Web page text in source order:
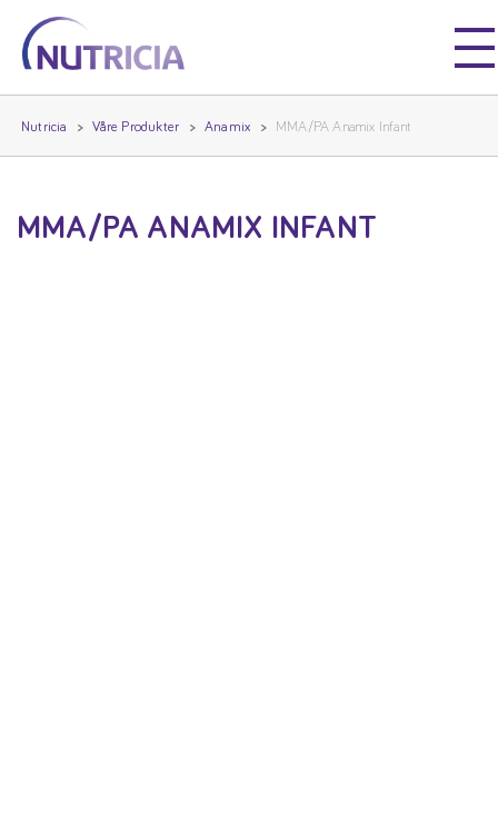
Nutricia
Nutricia
Nutricia Våre Produkter Anamix MMA/PA Anamix Infant
MMA/PA ANAMIX INFANT